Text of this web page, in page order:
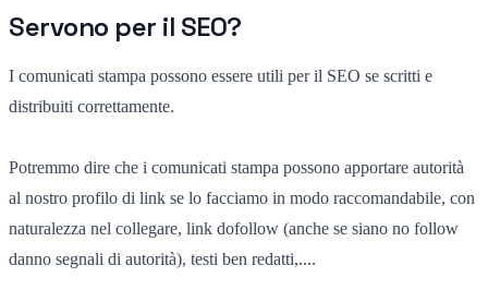
Servono per il SEO?
I comunicati stampa possono essere utili per il SEO se scritti e
distribuiti correttamente.
Potremmo dire che i comunicati stampa possono apportare autorità
al nostro profilo di link se lo facciamo in modo raccomandabile, con
naturalezza nel collegare, link dofollow (anche se siano no follow
danno segnali di autorità), testi ben redatti,....